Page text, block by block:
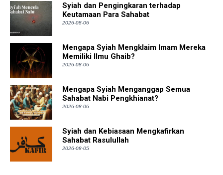
Syiah dan Pengingkaran terhadap
Keutamaan Para Sahabat
2026-08-06
Mengapa Syiah Mengklaim Imam Mereka
Memiliki Ilmu Ghaib?
2026-08-06
Mengapa Syiah Menganggap Semua
Sahabat Nabi Pengkhianat?
2026-08-06
Syiah dan Kebiasaan Mengkafirkan
Sahabat Rasulullah
2026-08-05